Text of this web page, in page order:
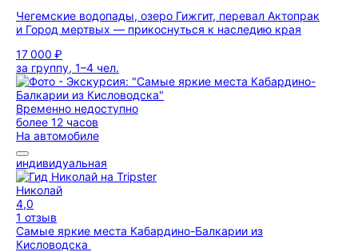
Чегемские водопады, озеро Гижгит, перевал Актопрак
и Город мертвых — прикоснуться к наследию края
17 000 ₽
за группу, 1–4 чел.
Временно недоступно
более 12 часов
На автомобиле
индивидуальная
Николай
4,0
1 отзыв
Самые яркие места Кабардино-Балкарии из
Кисловодска